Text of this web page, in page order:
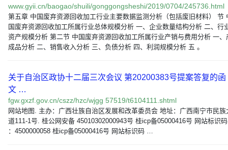
www.gyii.cn/baogao/shuili/gonggongsheshi/2019/0704/245736.html
第五章 中国废弃资源回收加工行业主要数据监测分析（包括废旧材料） 节
国废弃资源回收加工所属行业总体规模分析 一、企业数量结构分析 二、行
资产规模分析 第二节 中国废弃资源回收加工所属行业产销与费用分析 一、
成品分析 二、销售收入分析 三、负债分析 四、利润规模分析 五 。
关于自治区政协十二届三次会议 第20200383号提案答复的函
文 …
fgw.gxzf.gov.cn/cszz/hzc/wjgg 57519/t6104111.shtml
网站地图. 主办：广西壮族自治区发展和改革委员会 地址：广西南宁市民族
道111-1号. 桂公网安备 45010302000943号 桂icp备05000416号 网站标识码
：4500000058 桂icp备05000416号 网站标识码 …